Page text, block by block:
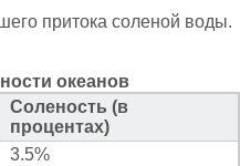
притока соленой воды.
океанов
Соленость (в
процентах)
3.5%